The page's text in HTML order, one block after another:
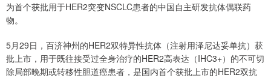
为首个获批用于HER2突变NSCLC患者的中国自主研发抗体偶联药
物。
5月29日，百济神州的HER2双特异性抗体（注射用泽尼达妥单抗）获
批上市，用于既往接受过全身治疗的HER2高表达（IHC3+）的不可切
除局部晚期或转移性胆道癌患者，是国内首个获批上市的HER2双抗